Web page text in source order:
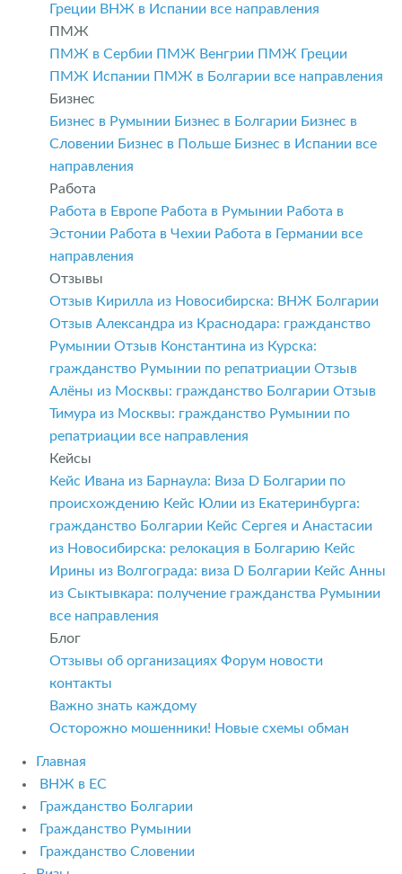
Греции ВНЖ в Испании все направления
ПМЖ
ПМЖ в Сербии ПМЖ Венгрии ПМЖ Греции
ПМЖ Испании ПМЖ в Болгарии все направления
Бизнес
Бизнес в Румынии Бизнес в Болгарии Бизнес в
Словении Бизнес в Польше Бизнес в Испании все
направления
Работа
Работа в Европе Работа в Румынии Работа в
Эстонии Работа в Чехии Работа в Германии все
направления
Отзывы
Отзыв Кирилла из Новосибирска: ВНЖ Болгарии
Отзыв Александра из Краснодара: гражданство
Румынии Отзыв Константина из Курска:
гражданство Румынии по репатриации Отзыв
Алёны из Москвы: гражданство Болгарии Отзыв
Тимура из Москвы: гражданство Румынии по
репатриации все направления
Кейсы
Кейс Ивана из Барнаула: Виза D Болгарии по
происхождению Кейс Юлии из Екатеринбурга:
гражданство Болгарии Кейс Сергея и Анастасии
из Новосибирска: релокация в Болгарию Кейс
Ирины из Волгограда: виза D Болгарии Кейс Анны
из Сыктывкара: получение гражданства Румынии
все направления
Блог
Отзывы об организациях Форум новости
контакты
Важно знать каждому
Осторожно мошенники! Новые схемы обман
Главная
ВНЖ в ЕС
Гражданство Болгарии
Гражданство Румынии
Гражданство Словении